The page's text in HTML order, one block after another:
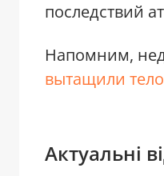
последствий
Напомним,
вытащили тело
Актуальні